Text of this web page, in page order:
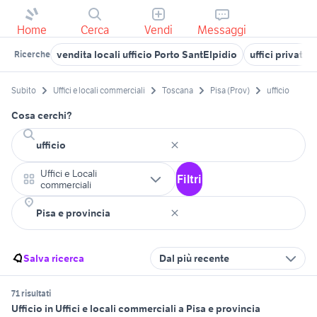
Home Cerca Vendi Messaggi
Ricerche vendita locali ufficio Porto SantElpidio uffici privati
Subito Uffici e locali commerciali Toscana Pisa (Prov) ufficio
Cosa cerchi?
Uffici e Locali
commerciali
Filtri
Salva ricerca Dal più recente
71 risultati
Ufficio in Uffici e locali commerciali a Pisa e provincia